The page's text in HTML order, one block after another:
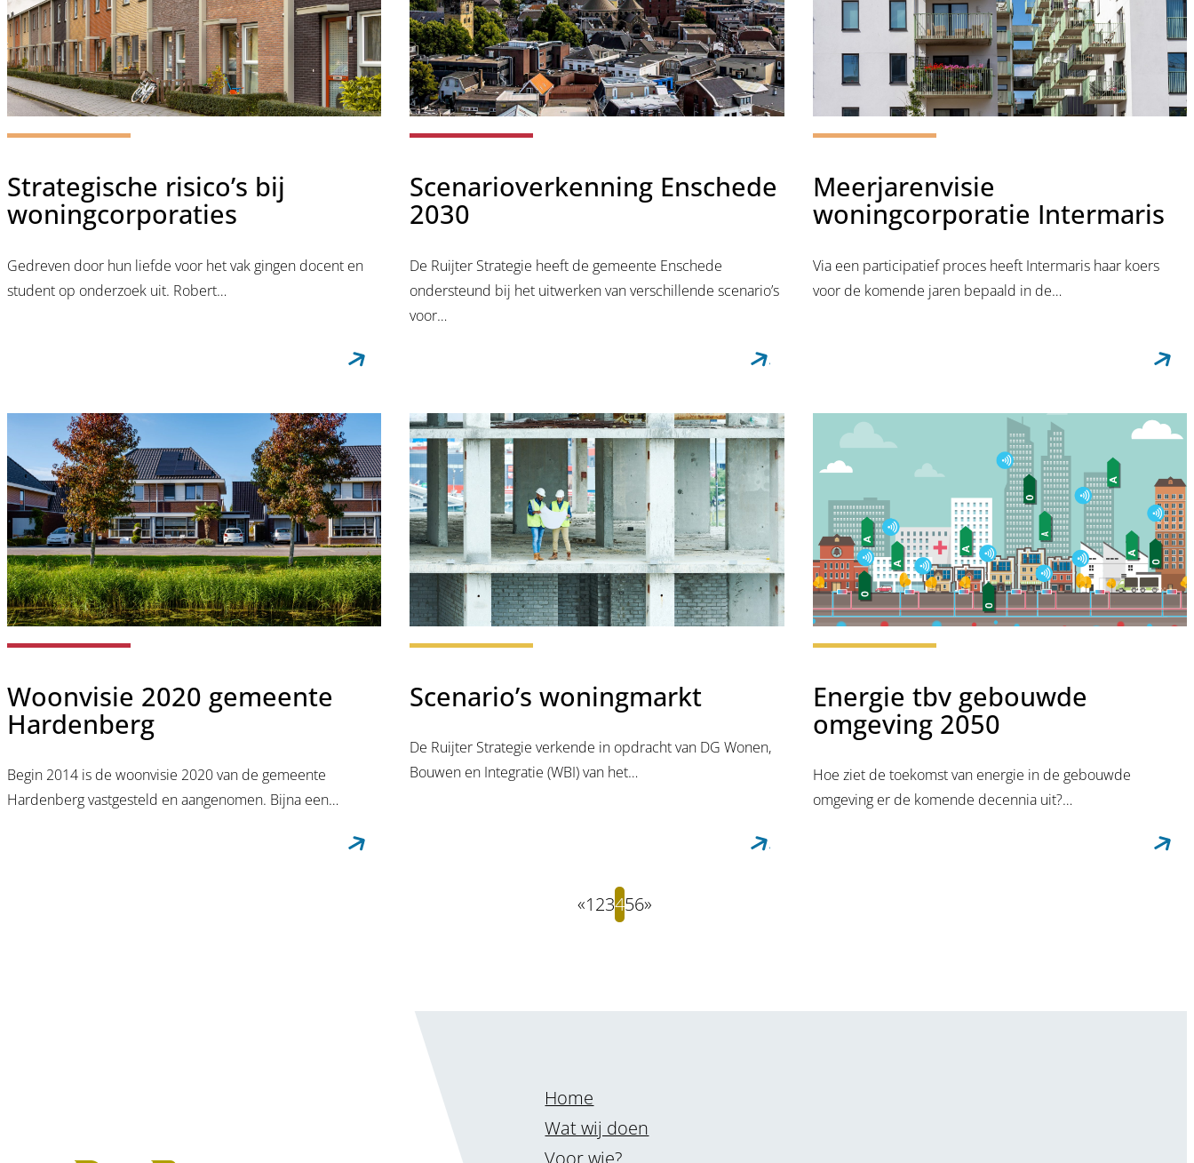
Strategische risico’s bij
woningcorporaties
Gedreven door hun liefde voor het vak gingen docent en
student op onderzoek uit. Robert…
Scenarioverkenning Enschede
2030
De Ruijter Strategie heeft de gemeente Enschede
ondersteund bij het uitwerken van verschillende scenario’s
voor…
Meerjarenvisie
woningcorporatie Intermaris
Via een participatief proces heeft Intermaris haar koers
voor de komende jaren bepaald in de…
Woonvisie 2020 gemeente
Hardenberg
Begin 2014 is de woonvisie 2020 van de gemeente
Hardenberg vastgesteld en aangenomen. Bijna een…
Scenario’s woningmarkt
De Ruijter Strategie verkende in opdracht van DG Wonen,
Bouwen en Integratie (WBI) van het…
Energie tbv gebouwde
omgeving 2050
Hoe ziet de toekomst van energie in de gebouwde
omgeving er de komende decennia uit?…
«123456»
Home
Wat wij doen
Voor wie?